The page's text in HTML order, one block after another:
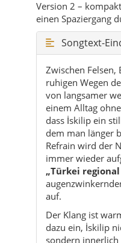
Zwischen
ruhigen Wegen
von langsamer
einem Alltag
dass İskilip ein
dem man länger
Refrain wird der
immer wieder
„Türkei
auf.
Der Klang ist
dazu ein, İskilip
sondern innerlich
So hörst du